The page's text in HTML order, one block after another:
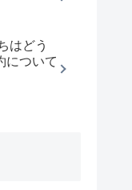
はどう
について